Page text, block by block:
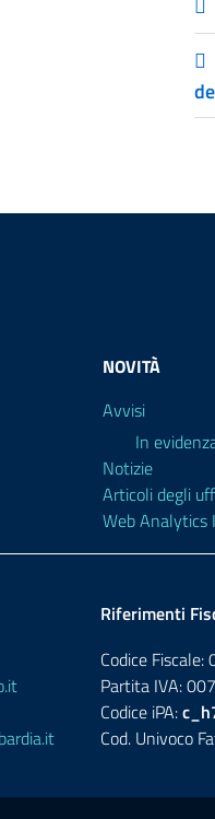
NOVITÀ
Avvisi
In
Notizie
Articoli degli
Web Analytics
Riferimenti
Codice
Partita IVA:
Codice iPA:
Cod. Univoco